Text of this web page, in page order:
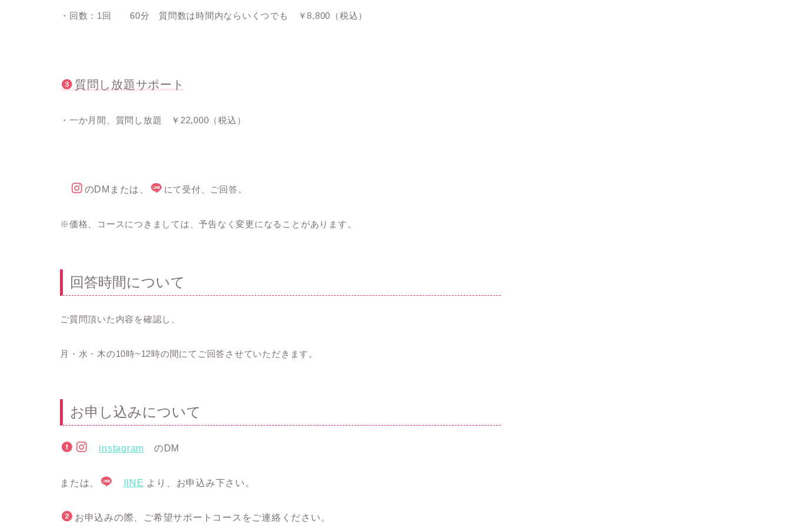
・回数：1回 60分 質問数は時間内ならいくつでも ￥8,800（税込）
質問し放題サポート
・一か月間、質問し放題 ￥22,000（税込）
のDMまたは、 にて受付、ご回答。
※価格、コースにつきましては、予告なく変更になることがあります。
回答時間について
ご質問頂いた内容を確認し、
月・水・木の10時~12時の間にてご回答させていただきます。
お申し込みについて
instagram のDM
または、 lINE より、お申込み下さい。
お申込みの際、ご希望サポートコースをご連絡ください。